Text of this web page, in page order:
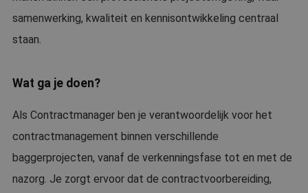
samenwerking, kwaliteit en kennisontwikkeling centraal
staan.
Wat ga je doen?
Als Contractmanager ben je verantwoordelijk voor het
contractmanagement binnen verschillende
baggerprojecten, vanaf de verkenningsfase tot en met de
nazorg. Je zorgt ervoor dat de contractvoorbereiding,